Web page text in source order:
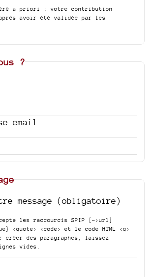
a priori : votre contribution
avoir été validée par les
?
email
message (obligatoire)
les raccourcis SPIP
[->url]
<quote> <code>
et le code HTML <q>
créer des paragraphes, laissez
vides.